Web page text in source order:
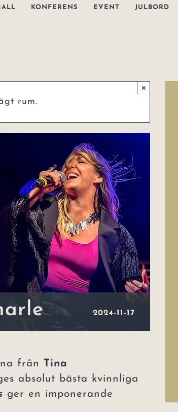
KONFERENS EVENT JULBORD
rum.
×
2024-11-17
från Tina
absolut bästa kvinnliga
ger en imponerande